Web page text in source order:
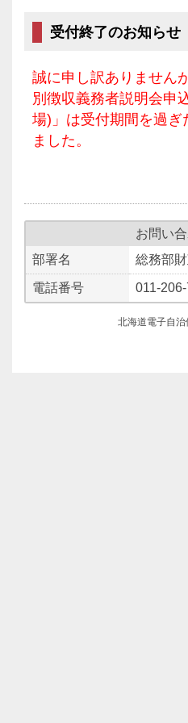
受付終了のお知らせ
誠に申し訳ありません
別徴収義務者説明会申
場)」は受付期間を過ぎ
ました。
お問い
部署名
総務部
電話番号 011-
北海道電子自